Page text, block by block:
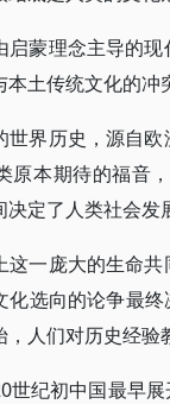
启蒙理念主导的
土传统文化的冲
世界历史，源自
原本期待的福音
定了人类社会发
这一庞大的生命
化选向的论争最
人们对历史经验
世纪初中国最早